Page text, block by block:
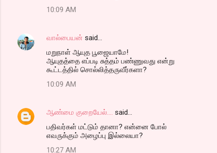
10:09 AM
வால்பையன் said…
மறுநாள் ஆயுத பூஜையாமே!
ஆயுதத்தை எப்படி சுத்தம் பண்ணுவது என்று
கூட்டத்தில் சொல்லித்தருவீர்களா?
10:09 AM
ஆண்மை குறையேல்....
said…
ப‌திவ‌ர்க‌ள் ம‌ட்டும் தானா? என்னை போல்
எவ‌ருக்கும் அழைப்பு இல்லையா?
10:27 AM